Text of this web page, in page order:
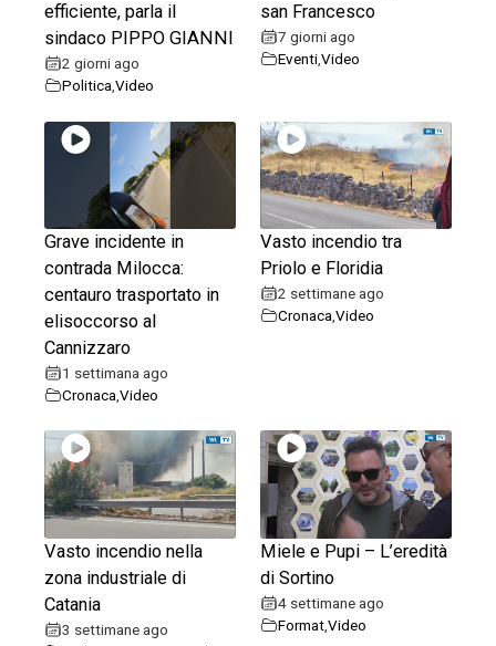
efficiente, parla il
sindaco PIPPO GIANNI
2 giorni ago
Politica Video
san Francesco
7 giorni ago
Eventi,Video
Grave incidente in
contrada Milocca:
centauro trasportato in
elisoccorso al
Cannizzaro
1 settimana ago
Cronaca Video
Vasto incendio tra
Priolo e Floridia
2 settimane ago
Cronaca ,Video
Vasto incendio nella
zona industriale di
Catania
3 settimane ago
Miele e Pupi – L’eredità
di Sortino
4 settimane ago
Format,Video